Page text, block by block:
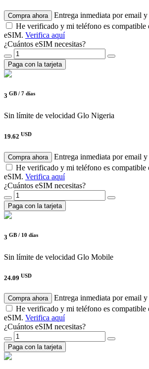
Compra ahora
Entrega inmediata por email
He verificado y mi teléfono es compatible
eSIM. Verifica aquí
¿Cuántos eSIM necesitas?
Paga con la tarjeta
3 GB / 7 días
Sin límite de velocidad Glo Nigeria
19.62 USD
Compra ahora
Entrega inmediata por email
He verificado y mi teléfono es compatible
eSIM. Verifica aquí
¿Cuántos eSIM necesitas?
Paga con la tarjeta
3 GB / 10 días
Sin límite de velocidad Glo Mobile
24.09 USD
Compra ahora
Entrega inmediata por email
He verificado y mi teléfono es compatible
eSIM. Verifica aquí
¿Cuántos eSIM necesitas?
Paga con la tarjeta